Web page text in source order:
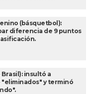
(básquetbol):
diferencia de 9 puntos
Brasil): insultó a
y terminó